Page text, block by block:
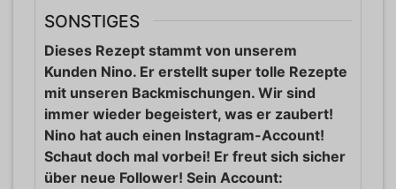
SONSTIGES
Dieses Rezept stammt von unserem
Kunden Nino. Er erstellt super tolle Rezepte
mit unseren Backmischungen. Wir sind
immer wieder begeistert, was er zaubert!
Nino hat auch einen Instagram-Account!
Schaut doch mal vorbei! Er freut sich sicher
über neue Follower! Sein Account: